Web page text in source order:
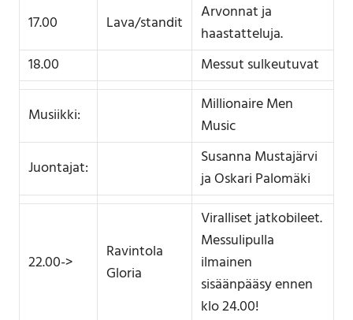
17.00 Lava/standit
Arvonnat ja
haastatteluja.
18.00
Messut sulkeutuvat
Musiikki:
Millionaire Men
Music
Juontajat:
Susanna Mustajärvi
ja Oskari Palomäki
22.00->
Ravintola
Gloria
Viralliset jatkobileet.
Messulipulla
ilmainen
sisäänpääsy ennen
klo 24.00!